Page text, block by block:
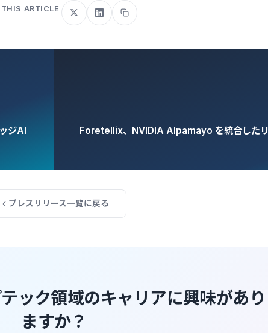
THIS ARTICLE
ジAI
Foretellix、NVIDIA Alpamayo を統合した
プレスリリース一覧に戻る
ック領域のキャリアに興味があり
ますか？